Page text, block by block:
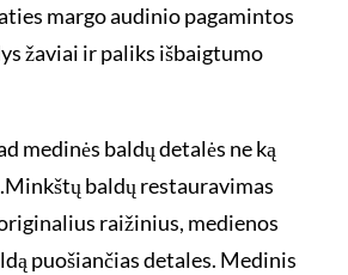
margo audinio pagamintos
žaviai ir paliks išbaigtumo
medinės baldų detalės ne ką
baldų restauravimas
raižinius, medienos
puošiančias detales. Medinis